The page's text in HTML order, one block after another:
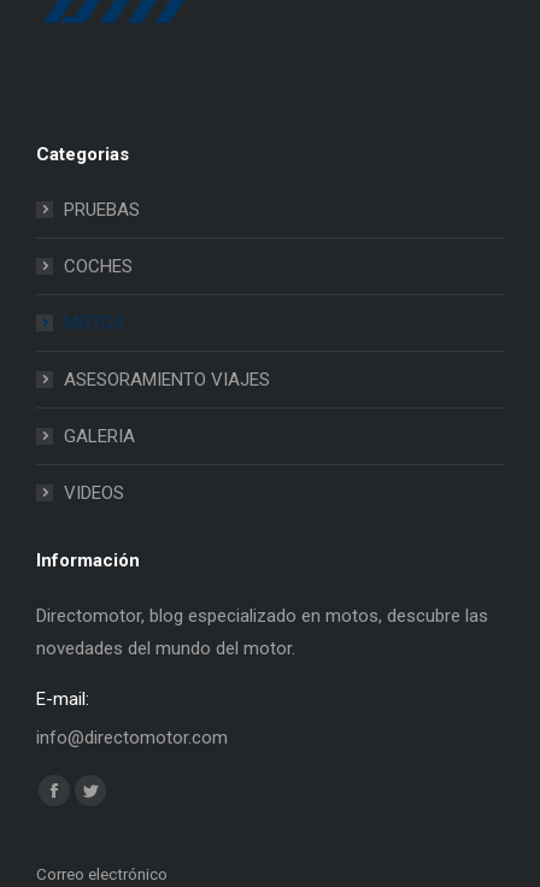
Categorias
PRUEBAS
COCHES
MOTOS
ASESORAMIENTO VIAJES
GALERIA
VIDEOS
Información
Directomotor, blog especializado en motos, descubre las
novedades del mundo del motor.
E-mail:
info@directomotor.com
Find us on:
Facebook
opens
Twitter
opens
Correo electrónico